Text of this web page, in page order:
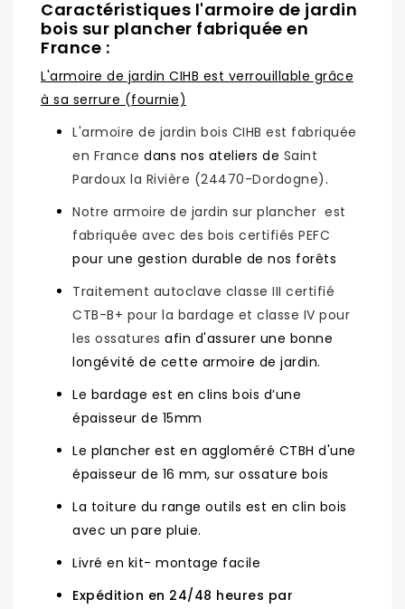
Caractéristiques l'armoire de jardin
bois sur plancher fabriquée en
France :
L'armoire de jardin CIHB est verrouillable grâce
à sa serrure (fournie)
L'armoire de jardin bois CIHB est fabriquée
en France dans nos ateliers de Saint
Pardoux la Rivière (24470-Dordogne).
Notre armoire de jardin sur plancher est
fabriquée avec des bois certifiés PEFC
pour une gestion durable de nos forêts
Traitement autoclave classe III certifié
CTB-B+ pour la bardage et classe IV pour
les ossatures afin d'assurer une bonne
longévité de cette armoire de jardin.
Le bardage est en clins bois d’une
épaisseur de 15mm
Le plancher est en aggloméré CTBH d'une
épaisseur de 16 mm, sur ossature bois
La toiture du range outils est en clin bois
avec un pare pluie.
Livré en kit- montage facile
Expédition en 24/48 heures par